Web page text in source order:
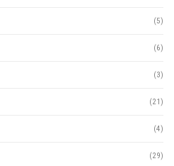
(5)
(6)
(3)
(21)
(4)
(29)